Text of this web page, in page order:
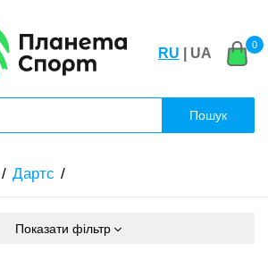
RU | UA
0
Пошук
Дартс
Показати фільтр